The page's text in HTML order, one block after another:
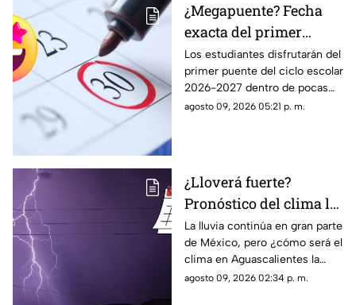
¿Megapuente? Fecha
exacta del primer
puente del ciclo escolar
2026-2027 en
Aguascalientes
Los estudiantes disfrutarán del
primer puente del ciclo escolar
2026-2027 dentro de pocas
semanas; te contamos la fecha
agosto 09, 2026 05:21 p. m.
¿Lloverá fuerte?
Pronóstico del clima la
semana del 10 al 15 de
agosto en
Aguascalientes
La lluvia continúa en gran parte
de México, pero ¿cómo será el
clima en Aguascalientes la
semana del 10 al 15 de agosto?
agosto 09, 2026 02:34 p. m.